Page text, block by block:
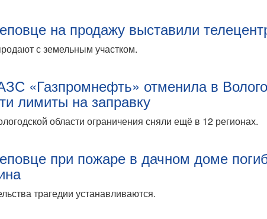
на продажу выставили
с земельным участком.
«Газпромнефть» отменила в
лимиты на заправку
области ограничения сняли ещё в 12 регионах.
при пожаре в дачном доме
трагедии устанавливаются.